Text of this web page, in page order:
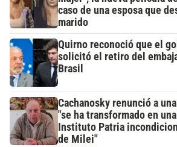
caso de una esposa que
marido
Quirno reconoció que el
solicitó el retiro del
Brasil
Cachanosky renunció a
"se ha transformado en
Instituto Patria
de Milei"